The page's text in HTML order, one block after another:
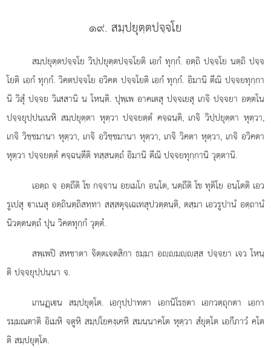
๑๙. สมฺปยุตฺตปจฺจโย
สมฺปยุตฺตปจฺจโย วิปฺปยุตฺตปจฺจโยติ เอกํ ทุกฺกํ. อตฺถิ ปจฺจโย นตฺถิ ปจฺจ
โยติ เอกํ ทุกฺกํ. วิคตปจฺจโย อวิคต ปจฺจโยติ เอกํ ทุกฺกํ. อิมานิ ตีณิ ปจฺจยทุกฺกา
นิ วิสุํ ปจฺจย วิเสสานิ น โหนฺติ. ปุพฺเพ อาคเตสุ ปจฺจเยสุ เกจิ ปจฺจยา อตฺตโน
ปจฺจยุปฺปนฺเนหิ สมฺปยุตฺตา หุตฺวา ปจฺจยตฺตํ คจฺฉนฺติ, เกจิ วิปฺปยุตฺตา หุตฺวา,
เกจิ วิชฺชมานา หุตฺวา, เกจิ อวิชฺชมานา หุตฺวา, เกจิ วิคตา หุตฺวา, เกจิ อวิคตา
หุตฺวา ปจฺจยตฺตํ คจฺฉนฺตีติ ทสฺสนตฺถํ อิมานิ ตีณิ ปจฺจยทุกฺกานิ วุตฺตานิ.
เอตฺถจ อตฺถีติ โข กจฺจาน อยเมโก อนฺโต, นตฺถีติ โข ทุติโย อนฺโตติ เอว
รูเปสุ าเนสุ อตฺถินตฺถิสทฺทา สสฺสตุจฺเฉเทสุปวตฺตนฺติ, ตสฺมา เอวรูปานํ อตฺถานํ
นิวตฺตนตฺถํ ปุน วิคตทุกฺกํ วุตฺตํ.
สพฺเพปิ สหชาตา จิตฺตเจตสิกา ธมฺมา อฺมฺสฺส ปจฺจยา เจว โหนฺ
ติ ปจฺจยุปฺปนฺนา จ.
เกนฏฺเน สมฺปยุตฺโต. เอกุปฺปาทตา เอกนิโรธตา เอกวตฺถุกตา เอกา
รมฺมณตาติ อิเมหิ จตูหิ สมฺปโยคงฺเคหิ สมนฺนาคโต หุตฺวา สํยุตฺโต เอกีภาวํ คโต
ติ สมฺปยุตฺโต.